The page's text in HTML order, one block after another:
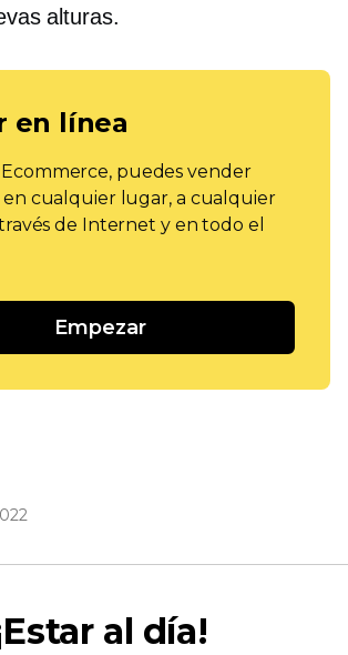
alturas.
en línea
puedes vender
cualquier lugar, a cualquier
de Internet y en todo el
Empezar
al día!